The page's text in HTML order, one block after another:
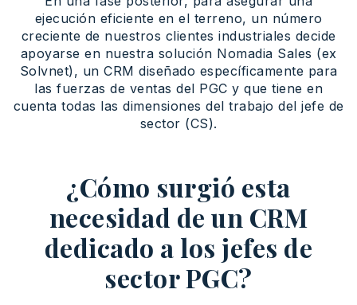
ejecución eficiente en el terreno, un número
creciente de nuestros clientes industriales decide
apoyarse en nuestra solución Nomadia Sales (ex
Solvnet), un CRM diseñado específicamente para
las fuerzas de ventas del PGC y que tiene en
cuenta todas las dimensiones del trabajo del jefe de
sector (CS).
¿Cómo surgió esta
necesidad de un CRM
dedicado a los jefes de
sector PGC?